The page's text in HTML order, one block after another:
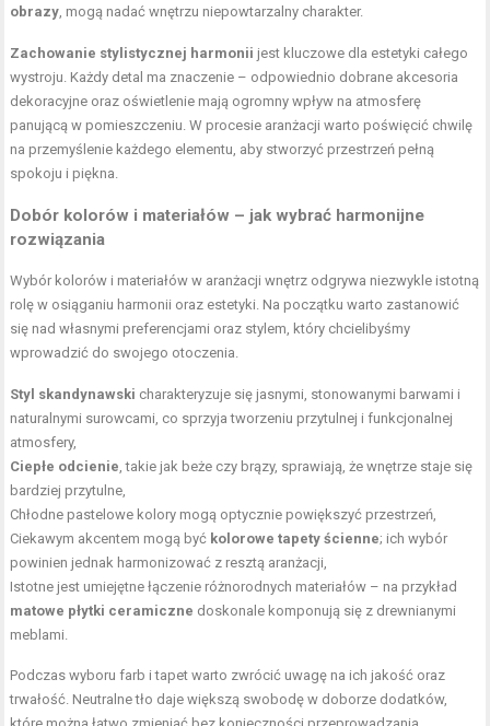
obrazy, mogą nadać wnętrzu niepowtarzalny charakter.
Zachowanie stylistycznej harmonii jest kluczowe dla estetyki całego
wystroju. Każdy detal ma znaczenie – odpowiednio dobrane akcesoria
dekoracyjne oraz oświetlenie mają ogromny wpływ na atmosferę
panującą w pomieszczeniu. W procesie aranżacji warto poświęcić chwilę
na przemyślenie każdego elementu, aby stworzyć przestrzeń pełną
spokoju i piękna.
Dobór kolorów i materiałów – jak wybrać harmonijne
rozwiązania
Wybór kolorów i materiałów w aranżacji wnętrz odgrywa niezwykle istotną
rolę w osiąganiu harmonii oraz estetyki. Na początku warto zastanowić
się nad własnymi preferencjami oraz stylem, który chcielibyśmy
wprowadzić do swojego otoczenia.
Styl skandynawski charakteryzuje się jasnymi, stonowanymi barwami i
naturalnymi surowcami, co sprzyja tworzeniu przytulnej i funkcjonalnej
atmosfery,
Ciepłe odcienie, takie jak beże czy brązy, sprawiają, że wnętrze staje się
bardziej przytulne,
Chłodne pastelowe kolory mogą optycznie powiększyć przestrzeń,
Ciekawym akcentem mogą być kolorowe tapety ścienne; ich wybór
powinien jednak harmonizować z resztą aranżacji,
Istotne jest umiejętne łączenie różnorodnych materiałów – na przykład
matowe płytki ceramiczne doskonale komponują się z drewnianymi
meblami.
Podczas wyboru farb i tapet warto zwrócić uwagę na ich jakość oraz
trwałość. Neutralne tło daje większą swobodę w doborze dodatków,